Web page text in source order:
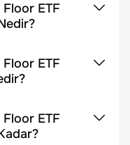
ETF
ETF
ETF